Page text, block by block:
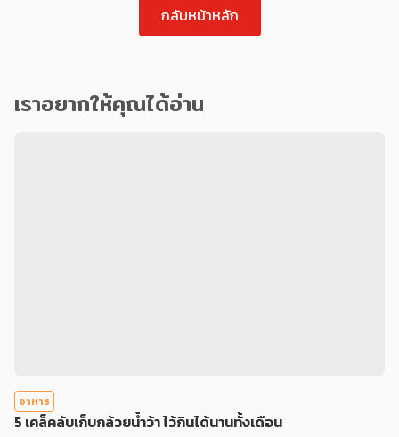
กลับหน้าหลัก
เราอยากให้คุณได้อ่าน
อาหาร
5 เคล็คลับเก็บกล้วยน้ำว้า ไว้กินได้นานทั้งเดือน